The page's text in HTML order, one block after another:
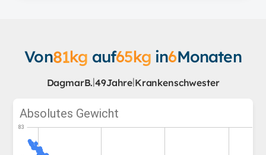
Von81kg auf65kgin6Monaten
DagmarB.|49Jahre|Krankenschwester